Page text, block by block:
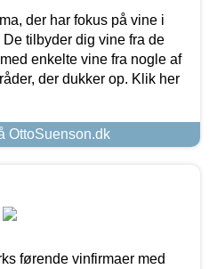
der har fokus på vine i
tilbyder dig vine fra de
enkelte vine fra nogle af
der dukker op. Klik her
OttoSuenson.dk
førende vinfirmaer med